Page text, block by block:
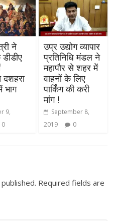
ने
डीडीए
भाग
9,
0
उप्र उद्योग व्यापार
प्रतिनिधि मंडल ने
महापौर से शहर में
वाहनों के लिए
पार्किंग की करी
मांग !
September 8,
2019
0
Required fields are